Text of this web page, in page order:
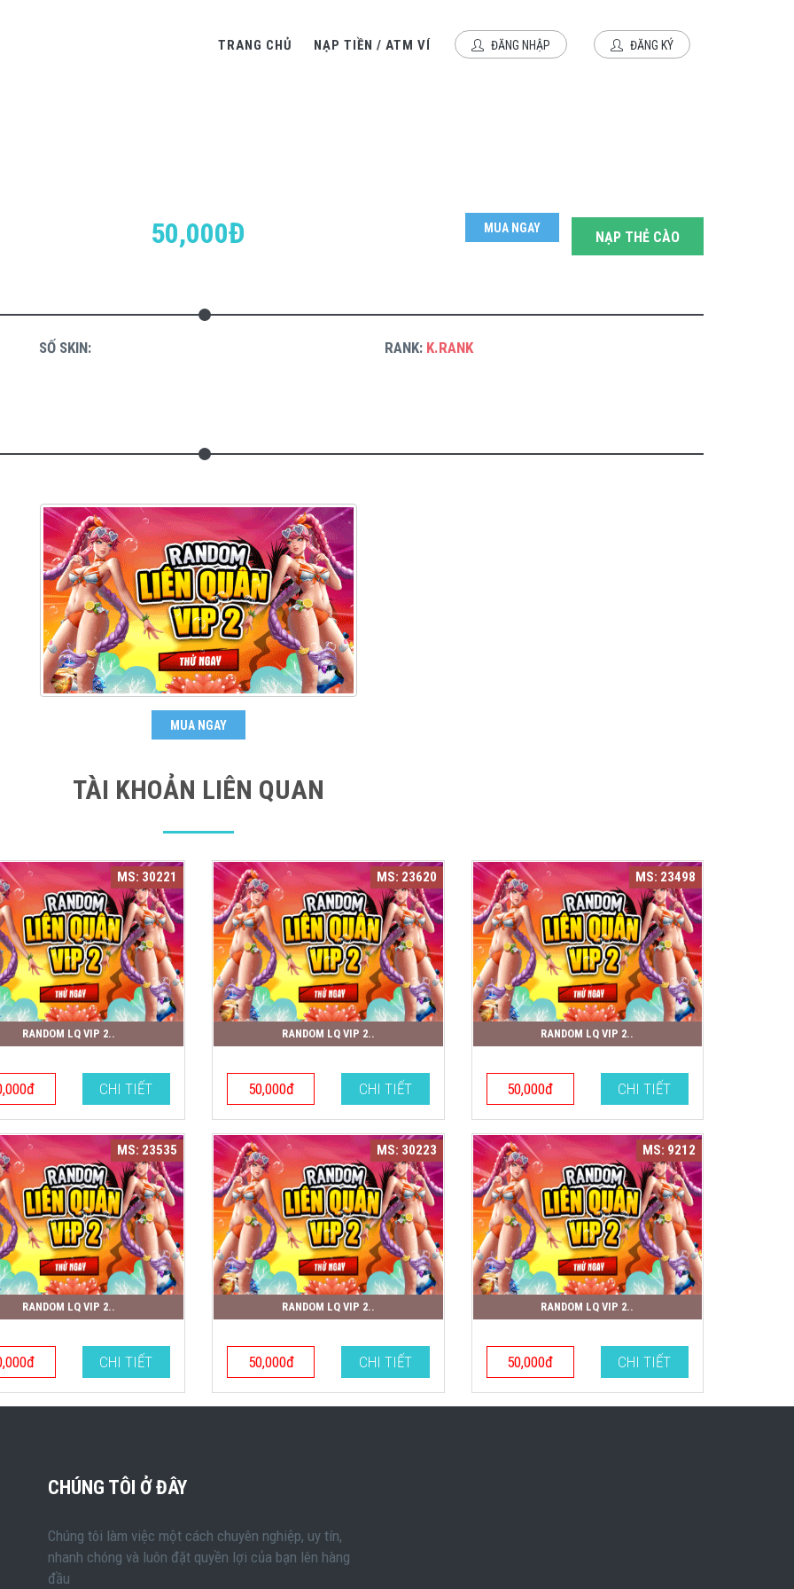
TRANG CHỦ NẠP TIỀN / ATM VÍ ĐĂNG NHẬP ĐĂNG KÝ
50,000Đ MUA NGAY
NẠP THẺ CÀO
SỐ SKIN: RANK: K.RANK
MUA NGAY
TÀI KHOẢN LIÊN QUAN
MS: 30221
RANDOM LQ VIP 2..
CHI TIẾT
MS: 23620
RANDOM LQ VIP 2..
50,000đ CHI TIẾT
MS: 23498
RANDOM LQ VIP 2..
50,000đ CHI TIẾT
MS: 23535
RANDOM LQ VIP 2..
CHI TIẾT
MS: 30223
RANDOM LQ VIP 2..
50,000đ CHI TIẾT
MS: 9212
RANDOM LQ VIP 2..
50,000đ CHI TIẾT
CHÚNG TÔI Ở ĐÂY
Chúng tôi làm việc một cách chuyên nghiệp, uy tín,
nhanh chóng và luôn đặt quyền lợi của bạn lên hàng
đầu